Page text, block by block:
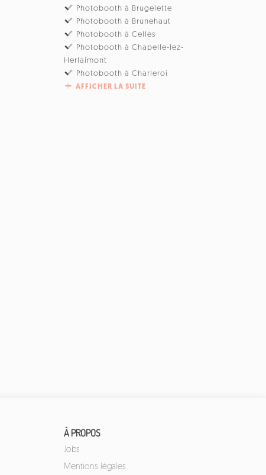
Photobooth à Brugelette
Photobooth à Brunehaut
Photobooth à Celles
Photobooth à Chapelle-lez-
Herlaimont
Photobooth à Charleroi
AFFICHER LA SUITE
À PROPOS
Jobs
Mentions légales